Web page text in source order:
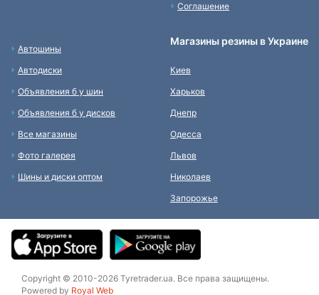
Соглашение
Автошины
Автодиски
Объявления б у шин
Объявления б у дисков
Все магазины
Фото галерея
Шины и диски оптом
Магазины резины в Украине
Киев
Харьков
Днепр
Одесса
Львов
Николаев
Запорожье
Copyright © 2010-2026 Tyretrader.ua. Все права защищены.
Powered by Royal Web